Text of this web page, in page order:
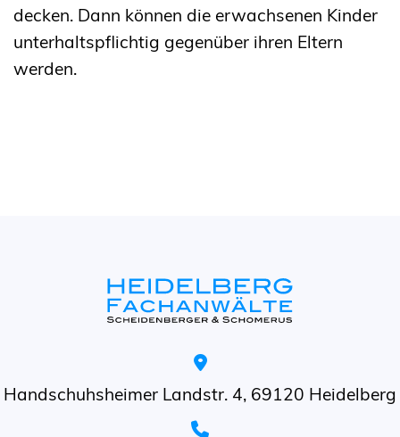
decken. Dann können die erwachsenen Kinder
unterhaltspflichtig gegenüber ihren Eltern
werden.
Handschuhsheimer Landstr. 4, 69120 Heidelberg